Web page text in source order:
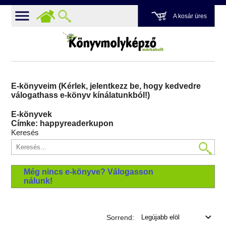
A kosár üres
E-könyveim (Kérlek, jelentkezz be, hogy kedvedre
válogathass e-könyv kínálatunkból!)
E-könyvek
Címke: happyreaderkupon
Keresés
Még nincs e-könyve? Válogasson
nálunk!
Sorrend: